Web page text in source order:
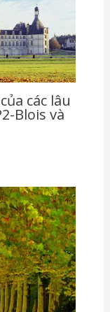
các lâu
Blois và